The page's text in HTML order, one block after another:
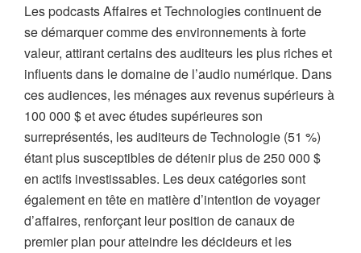
Les podcasts Affaires et Technologies continuent de
se démarquer comme des environnements à forte
valeur, attirant certains des auditeurs les plus riches et
influents dans le domaine de l’audio numérique. Dans
ces audiences, les ménages aux revenus supérieurs à
100 000 $ et avec études supérieures son
surreprésentés, les auditeurs de Technologie (51 %)
étant plus susceptibles de détenir plus de 250 000 $
en actifs investissables. Les deux catégories sont
également en tête en matière d’intention de voyager
d’affaires, renforçant leur position de canaux de
premier plan pour atteindre les décideurs et les